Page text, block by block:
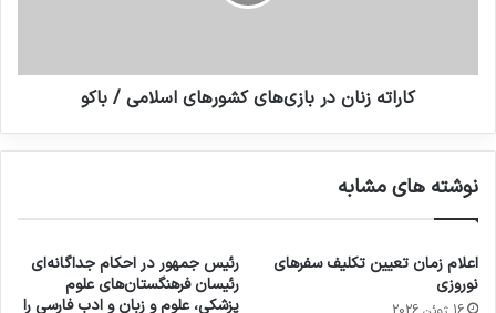
کاراته زنان در بازی‌های کشورهای اسلامی / باکو
نوشته های مشابه
اعلام زمان تعیین تکلیف سفرهای
نوروزی
رئیس جمهور در احکام جداگانه‌ای
رئیسان فرهنگستان‌های علوم
پزشکی، علوم و زبان و ادب فارسی را